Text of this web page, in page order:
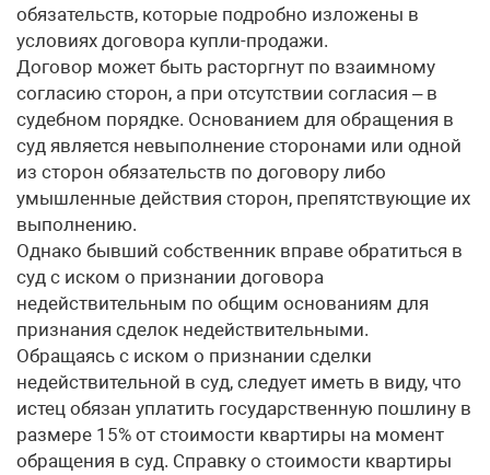
обязательств, которые подробно изложены в
условиях договора купли-продажи.
Договор может быть расторгнут по взаимному
согласию сторон, а при отсутствии согласия – в
судебном порядке. Основанием для обращения в
суд является невыполнение сторонами или одной
из сторон обязательств по договору либо
умышленные действия сторон, препятствующие их
выполнению.
Однако бывший собственник вправе обратиться в
суд с иском о признании договора
недействительным по общим основаниям для
признания сделок недействительными.
Обращаясь с иском о признании сделки
недействительной в суд, следует иметь в виду, что
истец обязан уплатить государственную пошлину в
размере 15% от стоимости квартиры на момент
обращения в суд. Справку о стоимости квартиры